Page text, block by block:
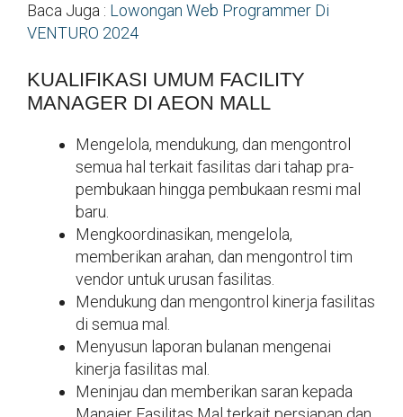
Baca Juga : Lowongan Web Programmer Di
VENTURO 2024
KUALIFIKASI UMUM FACILITY
MANAGER DI AEON MALL
Mengelola, mendukung, dan mengontrol
semua hal terkait fasilitas dari tahap pra-
pembukaan hingga pembukaan resmi mal
baru.
Mengkoordinasikan, mengelola,
memberikan arahan, dan mengontrol tim
vendor untuk urusan fasilitas.
Mendukung dan mengontrol kinerja fasilitas
di semua mal.
Menyusun laporan bulanan mengenai
kinerja fasilitas mal.
Meninjau dan memberikan saran kepada